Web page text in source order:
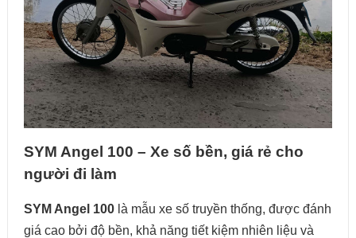
SYM Angel 100 – Xe số bền, giá rẻ cho
người đi làm
SYM Angel 100là mẫu xe số truyền thống, được đánh
giá cao bởi độ bền, khả năng tiết kiệm nhiên liệu và